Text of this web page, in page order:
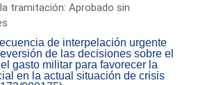
tramitación: Aprobado sin
de interpelación urgente
de las decisiones sobre el
gasto militar para favorecer la
en la actual situación de crisis